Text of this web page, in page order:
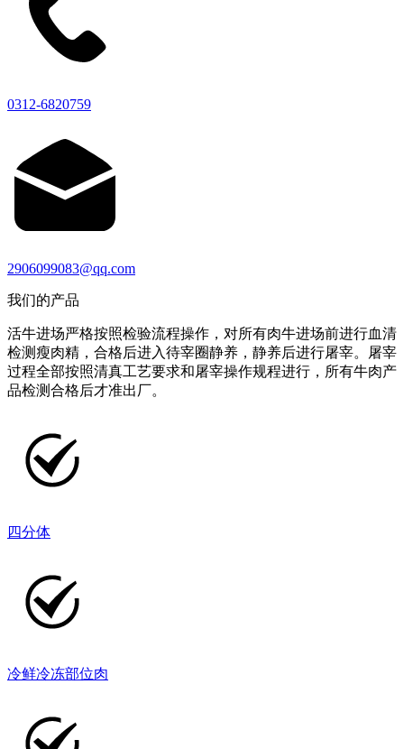
0312-6820759
2906099083@qq.com
我们的产品
活牛进场严格按照检验流程操作，对所有肉牛进场前进行血清
检测瘦肉精，合格后进入待宰圈静养，静养后进行屠宰。屠宰
过程全部按照清真工艺要求和屠宰操作规程进行，所有牛肉产
品检测合格后才准出厂。
四分体
冷鲜冷冻部位肉